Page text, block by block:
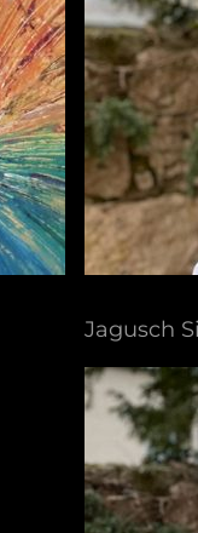
Jagusch